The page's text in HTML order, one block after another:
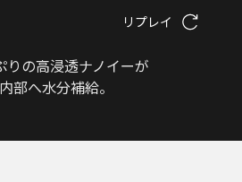
リプレイ
りの高浸透ナノイーが
部へ水分補給。